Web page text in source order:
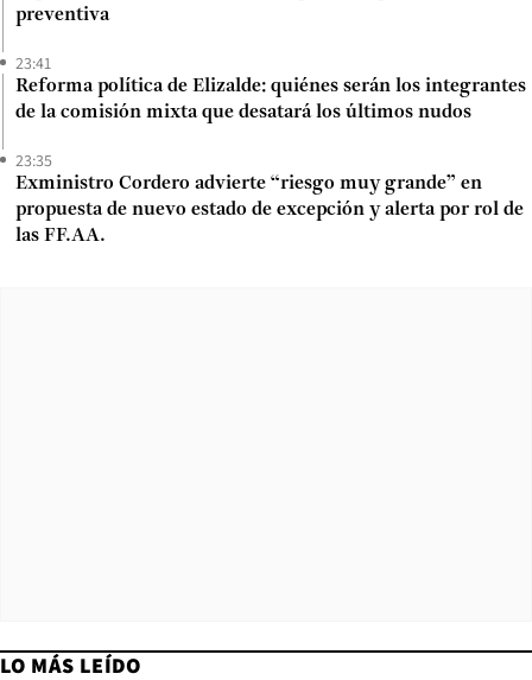
preventiva
23:41
Reforma política de Elizalde: quiénes serán los integrantes
de la comisión mixta que desatará los últimos nudos
23:35
Exministro Cordero advierte “riesgo muy grande” en
propuesta de nuevo estado de excepción y alerta por rol de
las FF.AA.
LO MÁS LEÍDO